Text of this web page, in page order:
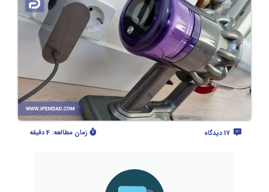
زمان مطالعه: 4 دقیقه